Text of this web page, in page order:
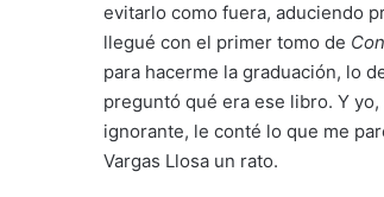
evitarlo como fuera, aduciendo
llegué con el primer tomo de
para hacerme la graduación, lo
preguntó qué era ese libro. Y
ignorante, le conté lo que me
Vargas Llosa un rato.